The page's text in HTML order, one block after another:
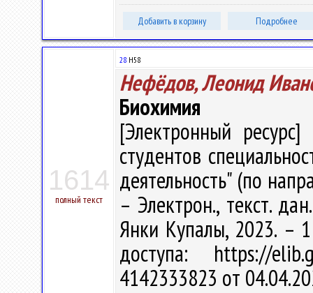
Добавить в корзину Подробнее
1614
полный текст
28 Н58
Нефёдов, Леонид
Биохимия
[Электронный
студентов
деятельность" (по
– Электрон., текст.
Янки Купалы, 2023. –
доступа: https://
4142333823 от